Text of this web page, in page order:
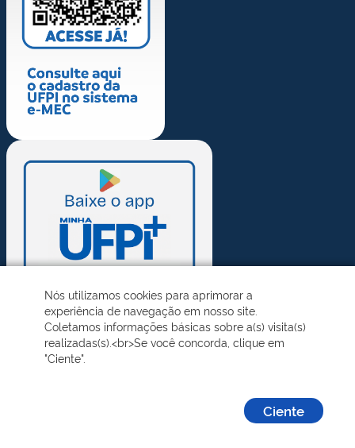
Nós utilizamos cookies para aprimorar a
experiência de navegação em nosso site.
Coletamos informações básicas sobre a(s) visita(s)
realizadas(s).<br>Se você concorda, clique em
"Ciente".
Ciente